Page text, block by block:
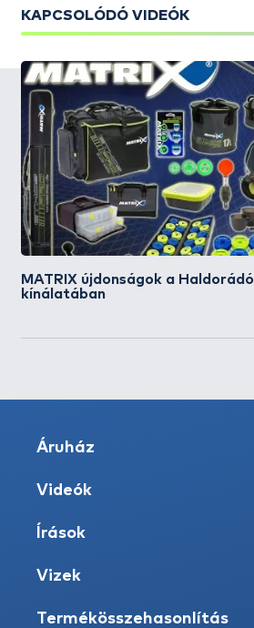
KAPCSOLÓDÓ VIDEÓK
MATRIX újdonságok a Haldorádó
kínálatában
Áruház
Videók
Írások
Vizek
Termékösszehasonlítás